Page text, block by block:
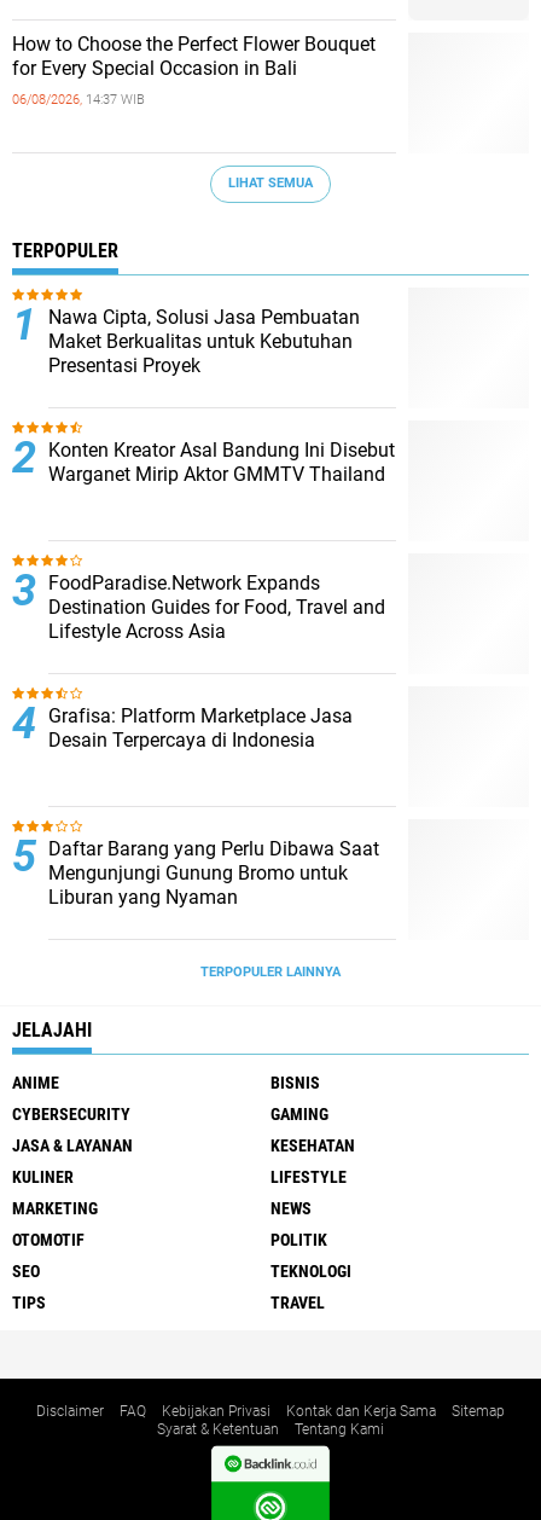
How to Choose the Perfect Flower Bouquet
for Every Special Occasion in Bali
06/08/2026, 14:37 WIB
LIHAT SEMUA
TERPOPULER
Nawa Cipta, Solusi Jasa Pembuatan
Maket Berkualitas untuk Kebutuhan
Presentasi Proyek
Konten Kreator Asal Bandung Ini Disebut
Warganet Mirip Aktor GMMTV Thailand
FoodParadise.Network Expands
Destination Guides for Food, Travel and
Lifestyle Across Asia
Grafisa: Platform Marketplace Jasa
Desain Terpercaya di Indonesia
Daftar Barang yang Perlu Dibawa Saat
Mengunjungi Gunung Bromo untuk
Liburan yang Nyaman
TERPOPULER LAINNYA
JELAJAHI
ANIME
BISNIS
CYBERSECURITY
GAMING
JASA & LAYANAN
KESEHATAN
KULINER
LIFESTYLE
MARKETING
NEWS
OTOMOTIF
POLITIK
SEO
TEKNOLOGI
TIPS
TRAVEL
Disclaimer FAQ Kebijakan Privasi Kontak dan Kerja Sama
Sitemap
Syarat & Ketentuan
Tentang Kami